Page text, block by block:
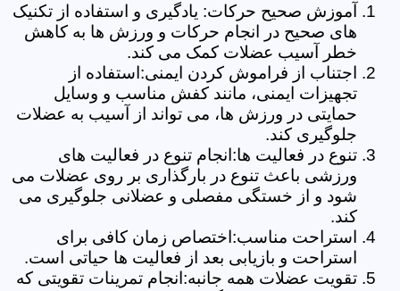
آموزش صحیح حرکات: یادگیری و استفاده از تکنیک
های صحیح در انجام حرکات و ورزش ها به کاهش
خطر آسیب عضلات کمک می کند.
اجتناب از فراموش کردن ایمنی:استفاده از
تجهیزات ایمنی، مانند کفش مناسب و وسایل
حمایتی در ورزش ها، می تواند از آسیب به عضلات
جلوگیری کند.
تنوع در فعالیت ها:انجام تنوع در فعالیت های
ورزشی باعث تنوع در بارگذاری بر روی عضلات می
شود و از خستگی مفصلی و عضلانی جلوگیری می
کند.
استراحت مناسب:اختصاص زمان کافی برای
استراحت و بازیابی بعد از فعالیت ها حیاتی است.
تقویت عضلات همه جانبه:انجام تمرینات تقویتی که